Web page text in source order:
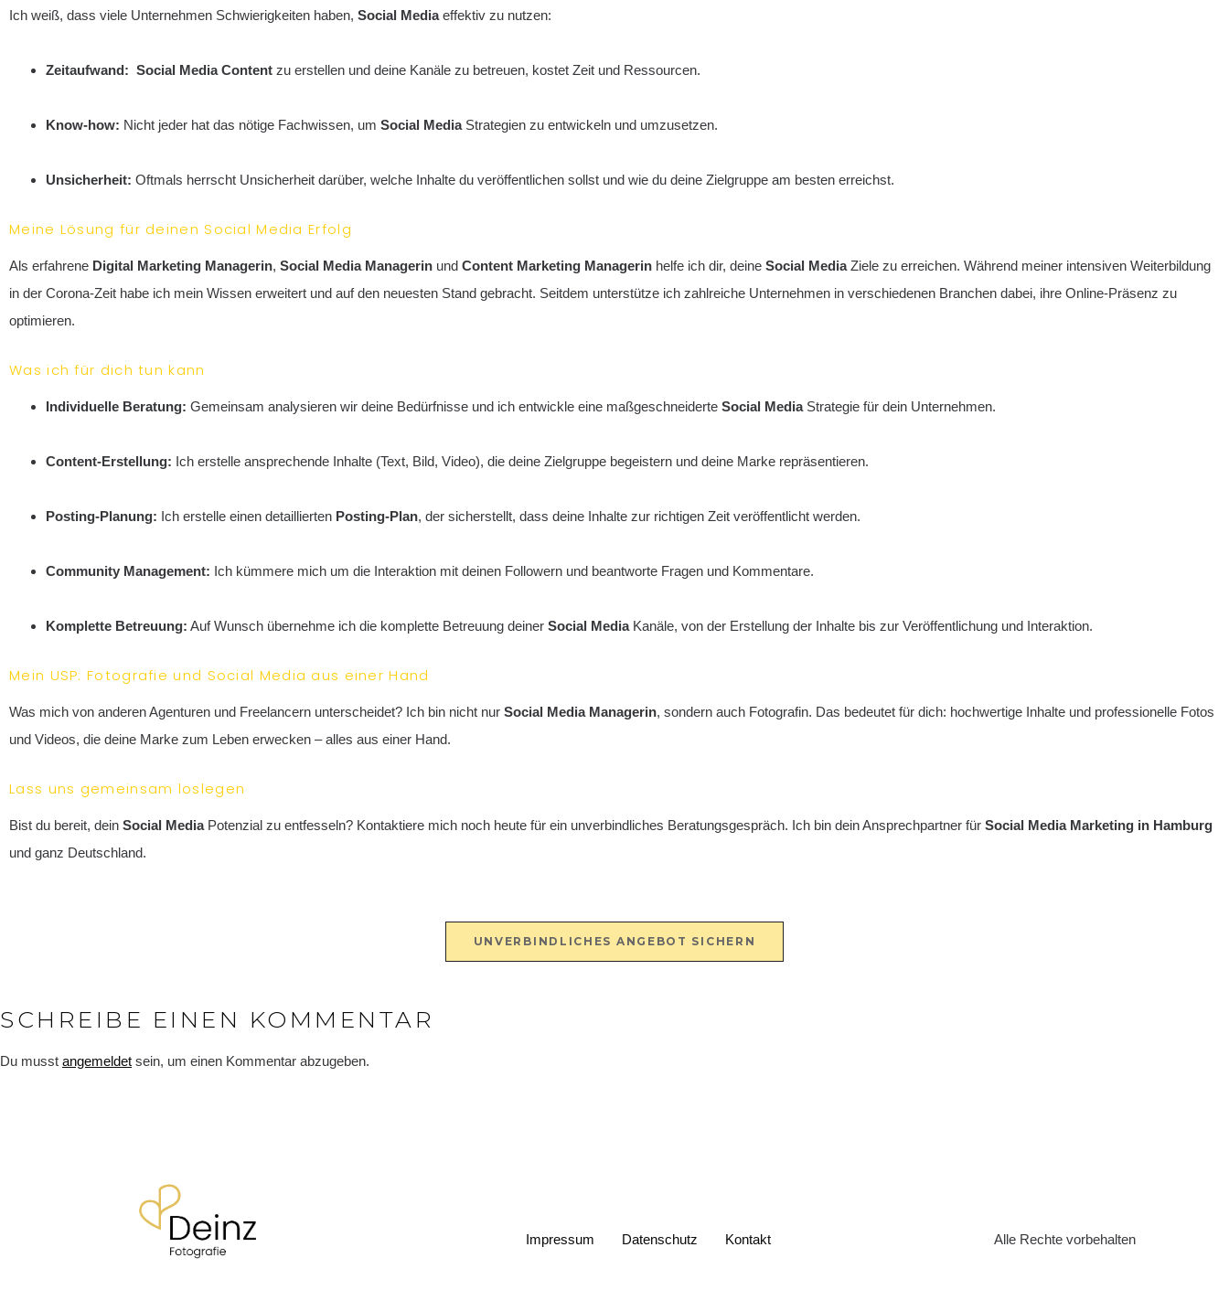
Ich weiß, dass viele Unternehmen Schwierigkeiten haben, Social Mediaeffektiv zu nutzen:
Zeitaufwand: Social Media Content zu erstellen und deine Kanäle zu betreuen, kostet Zeit und Ressourcen.
Know-how: Nicht jeder hat das nötige Fachwissen, um Social MediaStrategien zu entwickeln und umzusetzen.
Unsicherheit: Oftmals herrscht Unsicherheit darüber, welche Inhalte du veröffentlichen sollst und wie du deine Zielgruppe am besten erreichst.
Meine Lösung für deinen Social Media Erfolg
Als erfahrene Digital Marketing Managerin, Social Media Managerin und Content Marketing Managerin helfe ich dir, deine Social MediaZiele zu erreichen. Während meiner intensiven Weiterbildung
in der Corona-Zeit habe ich mein Wissen erweitert und auf den neuesten Stand gebracht. Seitdem unterstütze ich zahlreiche Unternehmen in verschiedenen Branchen dabei, ihre Online-Präsenz zu
optimieren.
Was ich für dich tun kann
Individuelle Beratung: Gemeinsam analysieren wir deine Bedürfnisse und ich entwickle eine maßgeschneiderte Social MediaStrategie für dein Unternehmen.
Content-Erstellung: Ich erstelle ansprechende Inhalte (Text, Bild, Video), die deine Zielgruppe begeistern und deine Marke repräsentieren.
Posting-Planung: Ich erstelle einen detaillierten Posting-Plan, der sicherstellt, dass deine Inhalte zur richtigen Zeit veröffentlicht werden.
Community Management: Ich kümmere mich um die Interaktion mit deinen Followern und beantworte Fragen und Kommentare.
Komplette Betreuung: Auf Wunsch übernehme ich die komplette Betreuung deiner Social MediaKanäle, von der Erstellung der Inhalte bis zur Veröffentlichung und Interaktion.
Mein USP: Fotografie und Social Media aus einer Hand
Was mich von anderen Agenturen und Freelancern unterscheidet? Ich bin nicht nur Social Media Managerin, sondern auch Fotografin. Das bedeutet für dich: hochwertige Inhalte und professionelle Fotos
und Videos, die deine Marke zum Leben erwecken – alles aus einer Hand.
Lass uns gemeinsam loslegen
Bist du bereit, dein Social MediaPotenzial zu entfesseln? Kontaktiere mich noch heute für ein unverbindliches Beratungsgespräch. Ich bin dein Ansprechpartner für Social Media Marketing in Hamburg
und ganz Deutschland.
UNVERBINDLICHES ANGEBOT SICHERN
SCHREIBE EINEN KOMMENTAR
Du musst angemeldet sein, um einen Kommentar abzugeben.
Impressum Datenschutz Kontakt Alle Rechte vorbehalten